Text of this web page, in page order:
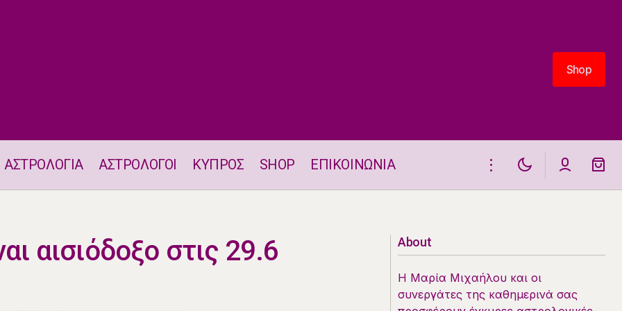
Shop
Shop
ΑΣΤΡΟΛΟΓΙΑ ΑΣΤΡΟΛΟΓΟΙ ΚΥΠΡΟΣ SHOP ΕΠΙΚΟΙΝΩΝΙΑ
αισιόδοξο στις 29.6 About
Η Μαρία Μιχαήλου και οι
συνεργάτες της καθημερινά σας